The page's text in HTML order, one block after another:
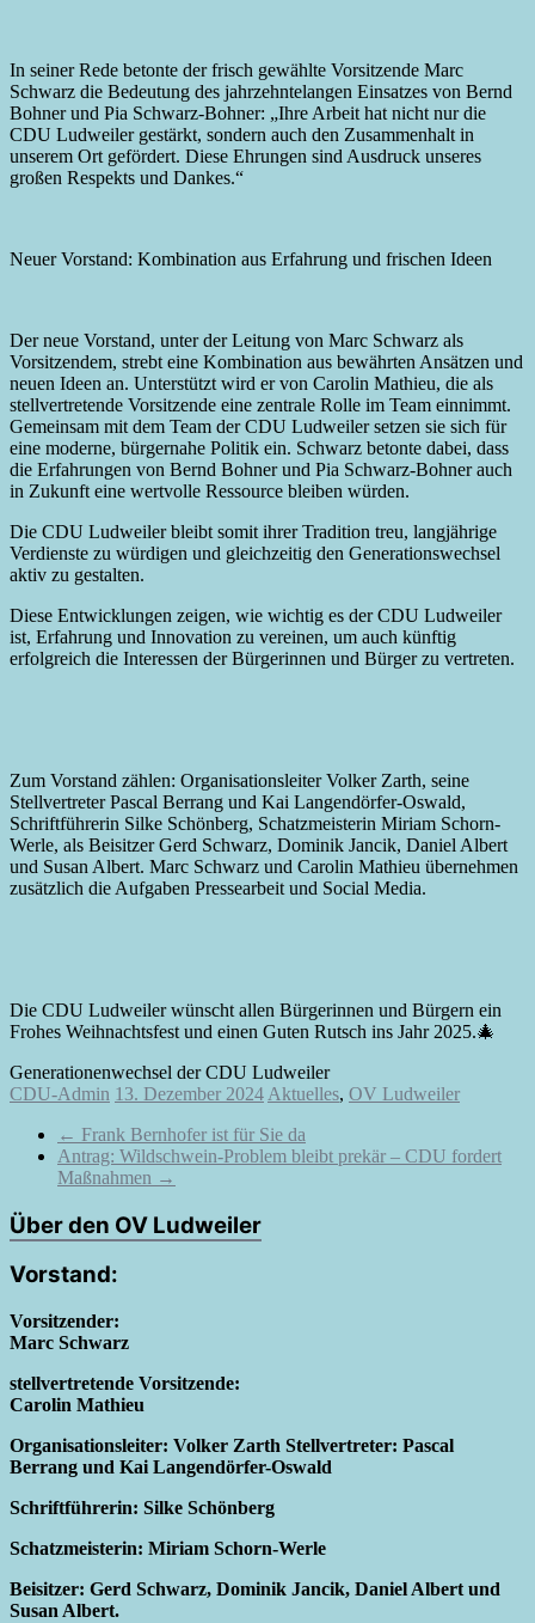
In seiner Rede betonte der frisch gewählte Vorsitzende Marc
Schwarz die Bedeutung des jahrzehntelangen Einsatzes von Bernd
Bohner und Pia Schwarz-Bohner: „Ihre Arbeit hat nicht nur die
CDU Ludweiler gestärkt, sondern auch den Zusammenhalt in
unserem Ort gefördert. Diese Ehrungen sind Ausdruck unseres
großen Respekts und Dankes.“
Neuer Vorstand: Kombination aus Erfahrung und frischen Ideen
Der neue Vorstand, unter der Leitung von Marc Schwarz als
Vorsitzendem, strebt eine Kombination aus bewährten Ansätzen und
neuen Ideen an. Unterstützt wird er von Carolin Mathieu, die als
stellvertretende Vorsitzende eine zentrale Rolle im Team einnimmt.
Gemeinsam mit dem Team der CDU Ludweiler setzen sie sich für
eine moderne, bürgernahe Politik ein. Schwarz betonte dabei, dass
die Erfahrungen von Bernd Bohner und Pia Schwarz-Bohner auch
in Zukunft eine wertvolle Ressource bleiben würden.
Die CDU Ludweiler bleibt somit ihrer Tradition treu, langjährige
Verdienste zu würdigen und gleichzeitig den Generationswechsel
aktiv zu gestalten.
Diese Entwicklungen zeigen, wie wichtig es der CDU Ludweiler
ist, Erfahrung und Innovation zu vereinen, um auch künftig
erfolgreich die Interessen der Bürgerinnen und Bürger zu vertreten.
Zum Vorstand zählen: Organisationsleiter Volker Zarth, seine
Stellvertreter Pascal Berrang und Kai Langendörfer-Oswald,
Schriftführerin Silke Schönberg, Schatzmeisterin Miriam Schorn-
Werle, als Beisitzer Gerd Schwarz, Dominik Jancik, Daniel Albert
und Susan Albert. Marc Schwarz und Carolin Mathieu übernehmen
zusätzlich die Aufgaben Pressearbeit und Social Media.
Die CDU Ludweiler wünscht allen Bürgerinnen und Bürgern ein
Frohes Weihnachtsfest und einen Guten Rutsch ins Jahr 2025.🎄
Generationenwechsel der CDU Ludweiler
CDU-Admin 13. Dezember 2024 Aktuelles, OV Ludweiler
← Frank Bernhofer ist für Sie da
Antrag: Wildschwein-Problem bleibt prekär – CDU fordert
Maßnahmen →
Über den OV Ludweiler
Vorstand:
Vorsitzender:
Marc Schwarz
stellvertretende Vorsitzende:
Carolin Mathieu
Organisationsleiter: Volker Zarth Stellvertreter: Pascal
Berrang und Kai Langendörfer-Oswald
Schriftführerin: Silke Schönberg
Schatzmeisterin: Miriam Schorn-Werle
Beisitzer: Gerd Schwarz, Dominik Jancik, Daniel Albert und
Susan Albert.